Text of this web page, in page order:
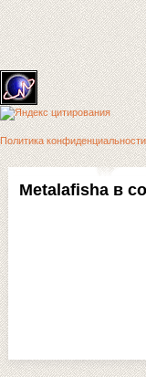
Metalafisha в
Политика конфиденциальности